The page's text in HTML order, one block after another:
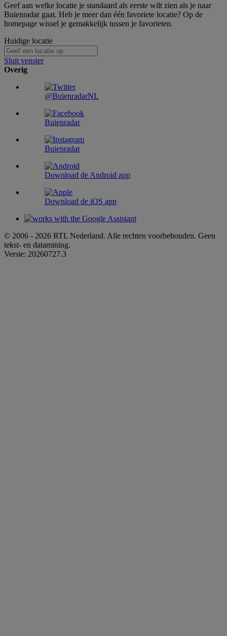
Geef aan welke locatie je standaard als eerste wilt zien als je naar
Buienradar gaat. Heb je meer dan één favoriete locatie? Op de
homepage wissel je gemakkelijk tussen je favorieten.
Huidige locatie
Sluit venster
Overig
@BuienradarNL
Buienradar
Buienradar
Download de Android app
Download de iOS app
© 2006 - 2026 RTL Nederland. Alle rechten voorbehouden. Geen
tekst- en datamining.
Versie: 20260727.3